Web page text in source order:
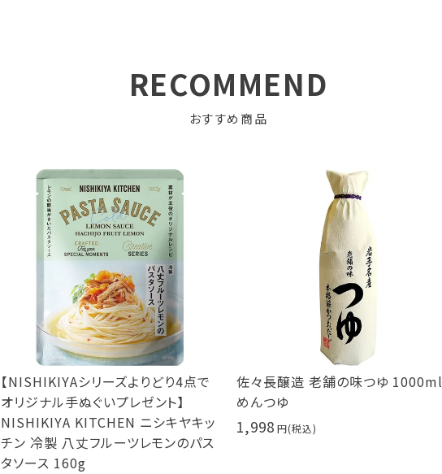
RECOMMEND
おすすめ商品
【NISHIKIYAシリーズよりどり4点で
オリジナル手ぬぐいプレゼント】
NISHIKIYA KITCHEN ニシキヤキッ
チン 冷製 八丈フルーツレモンのパス
タソース 160g
佐々長醸造 老舗の味つゆ 1000ml
めんつゆ
1,998